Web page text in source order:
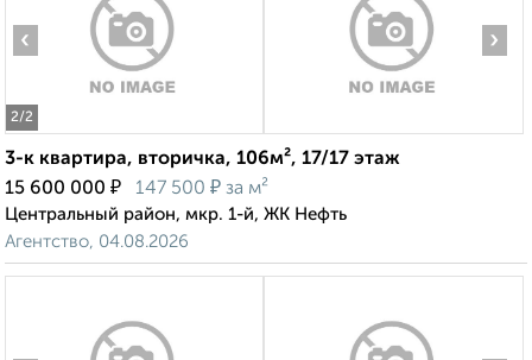
2/2
‹ ›
3-к квартира, вторичка, 106м², 17/17 этаж
15 600 000 ₽ 147 500 ₽ за м²
Центральный район, мкр. 1-й, ЖК Нефть
Агентство, 04.08.2026